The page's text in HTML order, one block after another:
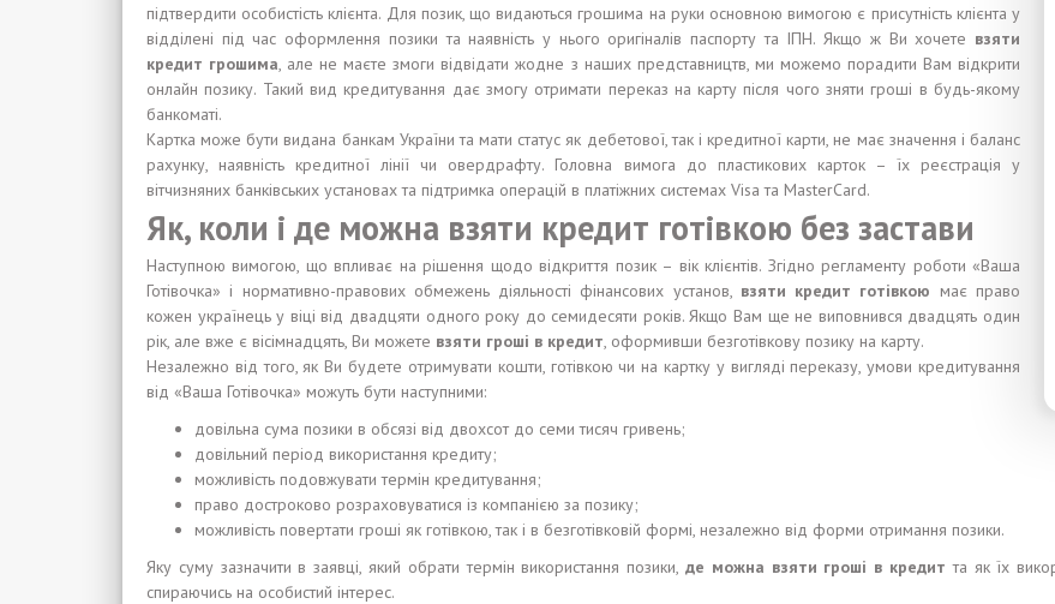
підтвердити особистість клієнта. Для позик, що видаються грошима на руки основною вимогою є присутність клієнта у
відділені під час оформлення позики та наявність у нього оригіналів паспорту та ІПН. Якщо ж Ви хочете взяти
кредит грошима, але не маєте змоги відвідати жодне з наших представництв, ми можемо порадити Вам відкрити
онлайн позику. Такий вид кредитування дає змогу отримати переказ на карту після чого зняти гроші в будь-якому
банкоматі.
Картка може бути видана банкам України та мати статус як дебетової, так і кредитної карти, не має значення і баланс
рахунку, наявність кредитної лінії чи овердрафту. Головна вимога до пластикових карток – їх реєстрація у
вітчизняних банківських установах та підтримка операцій в платіжних системах Visa та MasterCard.
Як, коли і де можна взяти кредит готівкою без застави
Наступною вимогою, що впливає на рішення щодо відкриття позик – вік клієнтів. Згідно регламенту роботи «Ваша
Готівочка» і нормативно-правових обмежень діяльності фінансових установ, взяти кредит готівкою має право
кожен українець у віці від двадцяти одного року до семидесяти років. Якщо Вам ще не виповнився двадцять один
рік, але вже є вісімнадцять, Ви можете взяти гроші в кредит, оформивши безготівкову позику на карту.
Незалежно від того, як Ви будете отримувати кошти, готівкою чи на картку у вигляді переказу, умови кредитування
від «Ваша Готівочка» можуть бути наступними:
довільна сума позики в обсязі від двохсот до семи тисяч гривень;
довільний період використання кредиту;
можливість подовжувати термін кредитування;
право достроково розраховуватися із компанією за позику;
можливість повертати гроші як готівкою, так і в безготівковій формі, незалежно від форми отримання позики.
Яку суму зазначити в заявці, який обрати термін використання позики, де можна взяти гроші в кредит та як їх
спираючись на особистий інтерес.